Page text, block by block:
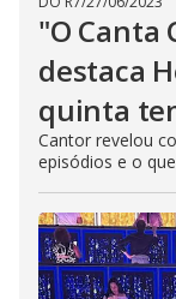
"O Canta
destaca
quinta
Cantor revelou
episódios e o